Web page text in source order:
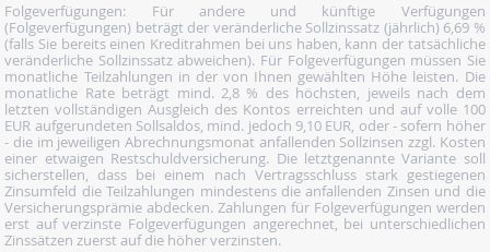
Folgeverfügungen: Für andere und künftige Verfügungen
(Folgeverfügungen) beträgt der veränderliche Sollzinssatz (jährlich) 6,69 %
(falls Sie bereits einen Kreditrahmen bei uns haben, kann der tatsächliche
veränderliche Sollzinssatz abweichen). Für Folgeverfügungen müssen Sie
monatliche Teilzahlungen in der von Ihnen gewählten Höhe leisten. Die
monatliche Rate beträgt mind. 2,8 % des höchsten, jeweils nach dem
letzten vollständigen Ausgleich des Kontos erreichten und auf volle 100
EUR aufgerundeten Sollsaldos, mind. jedoch 9,10 EUR, oder - sofern höher
- die im jeweiligen Abrechnungsmonat anfallenden Sollzinsen zzgl. Kosten
einer etwaigen Restschuldversicherung. Die letztgenannte Variante soll
sicherstellen, dass bei einem nach Vertragsschluss stark gestiegenen
Zinsumfeld die Teilzahlungen mindestens die anfallenden Zinsen und die
Versicherungsprämie abdecken. Zahlungen für Folgeverfügungen werden
erst auf verzinste Folgeverfügungen angerechnet, bei unterschiedlichen
Zinssätzen zuerst auf die höher verzinsten.